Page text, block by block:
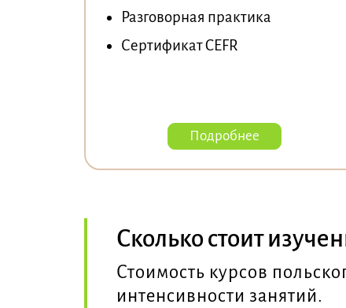
Разговорная практика
Сертификат CEFR
Подробнее
Сколько стоит
Стоимость курсов
интенсивности занятий.